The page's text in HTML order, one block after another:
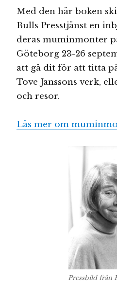
Med den här boken
Bulls Presstjänst en
deras muminmonter
Göteborg 23-26
att gå dit för att titta
Tove Janssons verk,
och resor.
Läs mer om
Pressbild från